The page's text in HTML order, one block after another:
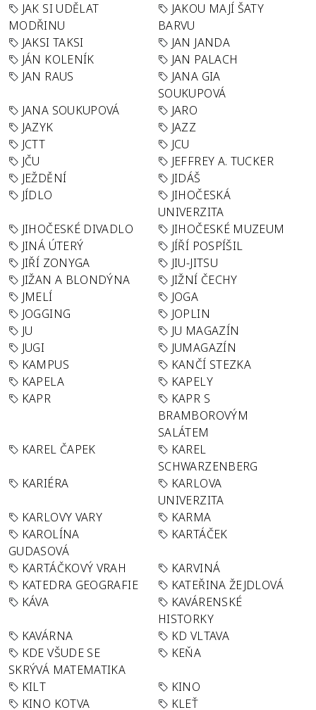
JAK SI UDĚLAT
MODŘINU
JAKOU MAJÍ ŠATY
BARVU
JAKSI TAKSI
JAN JANDA
JÁN KOLENÍK
JAN PALACH
JAN RAUS
JANA GIA
SOUKUPOVÁ
JANA SOUKUPOVÁ
JARO
JAZYK
JAZZ
JCTT
JCU
JČU
JEFFREY A. TUCKER
JEŽDĚNÍ
JIDÁŠ
JÍDLO
JIHOČESKÁ
UNIVERZITA
JIHOČESKÉ DIVADLO
JIHOČESKÉ MUZEUM
JINÁ ÚTERÝ
JÍŘÍ POSPÍŠIL
JIŘÍ ZONYGA
JIU-JITSU
JIŽAN A BLONDÝNA
JIŽNÍ ČECHY
JMELÍ
JOGA
JOGGING
JOPLIN
JU
JU MAGAZÍN
JUGI
JUMAGAZÍN
KAMPUS
KANČÍ STEZKA
KAPELA
KAPELY
KAPR
KAPR S
BRAMBOROVÝM
SALÁTEM
KAREL ČAPEK
KAREL
SCHWARZENBERG
KARIÉRA
KARLOVA
UNIVERZITA
KARLOVY VARY
KARMA
KAROLÍNA
GUDASOVÁ
KARTÁČEK
KARTÁČKOVÝ VRAH
KARVINÁ
KATEDRA GEOGRAFIE
KATEŘINA ŽEJDLOVÁ
KÁVA
KAVÁRENSKÉ
HISTORKY
KAVÁRNA
KD VLTAVA
KDE VŠUDE SE
SKRÝVÁ MATEMATIKA
KEŇA
KILT
KINO
KINO KOTVA
KLEŤ